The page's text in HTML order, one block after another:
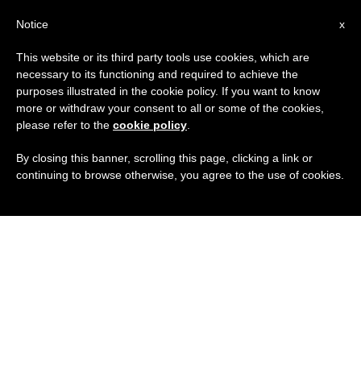
x
Notice
This website or its third party tools use cookies, which are
necessary to its functioning and required to achieve the
purposes illustrated in the cookie policy. If you want to know
more or withdraw your consent to all or some of the cookies,
please refer to the cookie policy
By closing this banner, scrolling this page, clicking a link or
continuing to browse otherwise, you agree to the use of cookies.